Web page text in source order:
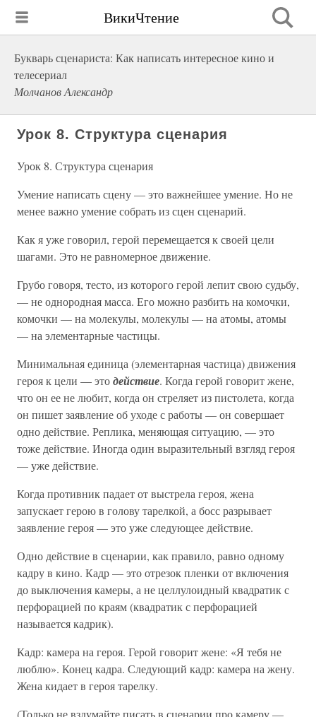
ВикиЧтение
Букварь сценариста: Как написать интересное кино и
телесериал
Молчанов Александр
Урок 8. Структура сценария
Урок 8. Структура сценария
Умение написать сцену — это важнейшее умение. Но не
менее важно умение собрать из сцен сценарий.
Как я уже говорил, герой перемещается к своей цели
шагами. Это не равномерное движение.
Грубо говоря, тесто, из которого герой лепит свою судьбу,
— не однородная масса. Его можно разбить на комочки,
комочки — на молекулы, молекулы — на атомы, атомы
— на элементарные частицы.
Минимальная единица (элементарная частица) движения
героя к цели — этодействие. Когда герой говорит жене,
что он ее не любит, когда он стреляет из пистолета, когда
он пишет заявление об уходе с работы — он совершает
одно действие. Реплика, меняющая ситуацию, — это
тоже действие. Иногда один выразительный взгляд героя
— уже действие.
Когда противник падает от выстрела героя, жена
запускает герою в голову тарелкой, а босс разрывает
заявление героя — это уже следующее действие.
Одно действие в сценарии, как правило, равно одному
кадру в кино. Кадр — это отрезок пленки от включения
до выключения камеры, а не целлулоидный квадратик с
перфорацией по краям (квадратик с перфорацией
называется кадрик).
Кадр: камера на героя. Герой говорит жене: «Я тебя не
люблю». Конец кадра. Следующий кадр: камера на жену.
Жена кидает в героя тарелку.
(Только не вздумайте писать в сценарии про камеру —